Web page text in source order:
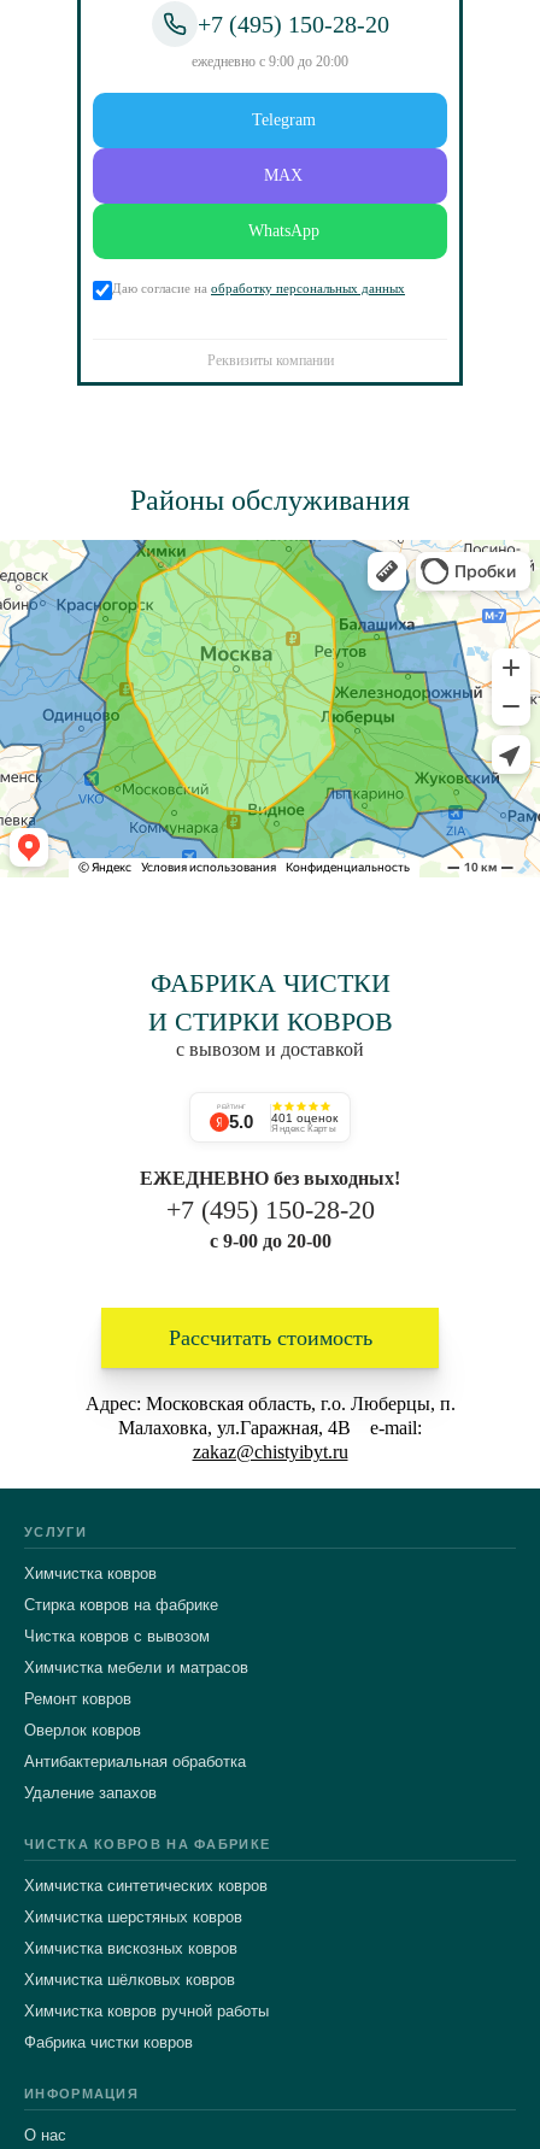
+7 (495) 150-28-20
ежедневно с 9:00 до 20:00
Telegram
MAX
WhatsApp
Даю согласие на обработку персональных данных
Реквизиты компании
Районы обслуживания
ФАБРИКА ЧИСТКИ
И СТИРКИ КОВРОВ
с вывозом и доставкой
РЕЙТИНГ
5.0 401 оценок
Яндекс Карты
ЕЖЕДНЕВНО без выходных!
+7 (495) 150-28-20
с 9-00 до 20-00
Рассчитать стоимость
Адрес: Московская область, г.о. Люберцы, п.
Малаховка, ул.Гаражная, 4В e-mail:
zakaz@chistyibyt.ru
УСЛУГИ
Химчистка ковров
Стирка ковров на фабрике
Чистка ковров с вывозом
Химчистка мебели и матрасов
Ремонт ковров
Оверлок ковров
Антибактериальная обработка
Удаление запахов
ЧИСТКА КОВРОВ НА ФАБРИКЕ
Химчистка синтетических ковров
Химчистка шерстяных ковров
Химчистка вискозных ковров
Химчистка шёлковых ковров
Химчистка ковров ручной работы
Фабрика чистки ковров
ИНФОРМАЦИЯ
О нас